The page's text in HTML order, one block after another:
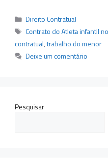
Categorias
Direito Contratual
Tags
Contrato do Atleta infantil
contratual,trabalho do menor
Deixe um comentário
Pesquisar